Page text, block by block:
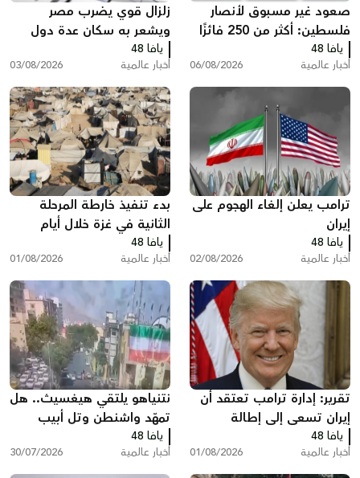
صعود غير مسبوق لأنصار
فلسطين: أكثر من 250 فائزًا
بينهم 35 في الكونغرس
يافا 48
أخبار عالمية 06/08/2026
زلزال قوي يضرب مصر
ويشعر به سكان عدة دول
يافا 48
أخبار عالمية 03/08/2026
ترامب يعلن إلغاء الهجوم على
إيران
يافا 48
أخبار عالمية 02/08/2026
بدء تنفيذ خارطة المرحلة
الثانية في غزة خلال أيام
يافا 48
أخبار عالمية 01/08/2026
تقرير: إدارة ترامب تعتقد أن
إيران تسعى إلى إطالة
المفاوضات ودول خليجية
تدعو إلى تصعيد أمريكي
يافا 48
أخبار عالمية 01/08/2026
نتنياهو يلتقي هيغسيث.. هل
تمهّد واشنطن وتل أبيب
لضربة جديدة ضد إيران؟
يافا 48
أخبار عالمية 30/07/2026